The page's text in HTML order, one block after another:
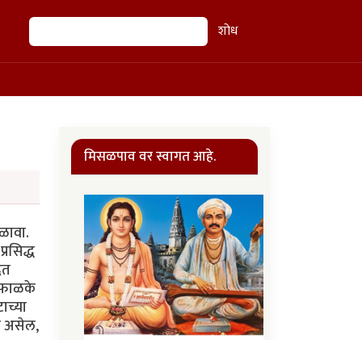
शोध शोध
फाळके
असेल,
मिसळपाव वर स्वागत आहे.